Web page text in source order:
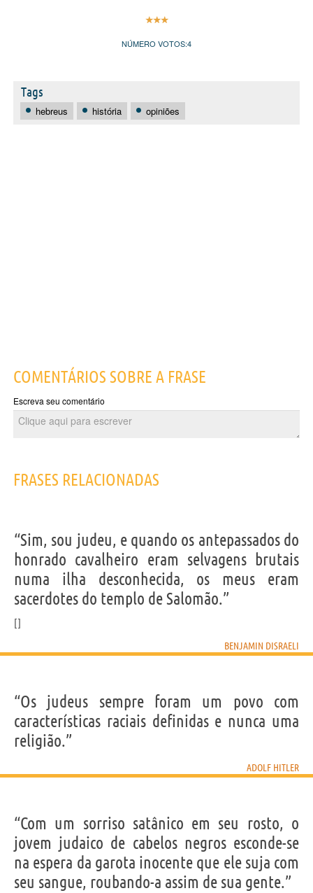
NÚMERO VOTOS:4
Tags
hebreus história opiniões
COMENTÁRIOS SOBRE A FRASE
Escreva seu comentário
FRASES RELACIONADAS
“Sim, sou judeu, e quando os antepassados do
honrado cavalheiro eram selvagens brutais
numa ilha desconhecida, os meus eram
sacerdotes do templo de Salomão.”
BENJAMIN DISRAELI
“Os judeus sempre foram um povo com
características raciais definidas e nunca uma
religião.”
ADOLF HITLER
“Com um sorriso satânico em seu rosto, o
jovem judaico de cabelos negros esconde-se
na espera da garota inocente que ele suja com
seu sangue, roubando-a assim de sua gente.”